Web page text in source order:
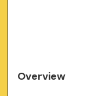
Overview